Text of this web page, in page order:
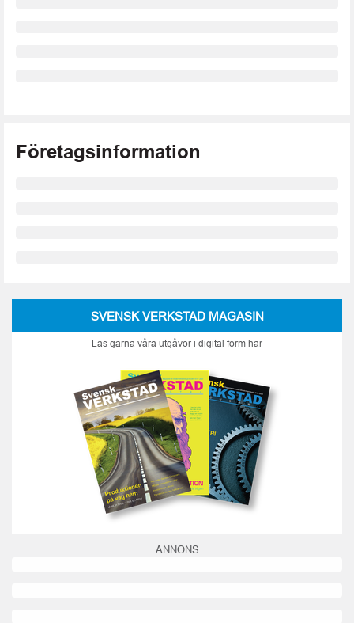
Företagsinformation
SVENSK VERKSTAD MAGASIN
Läs gärna våra utgåvor i digital form här
ANNONS